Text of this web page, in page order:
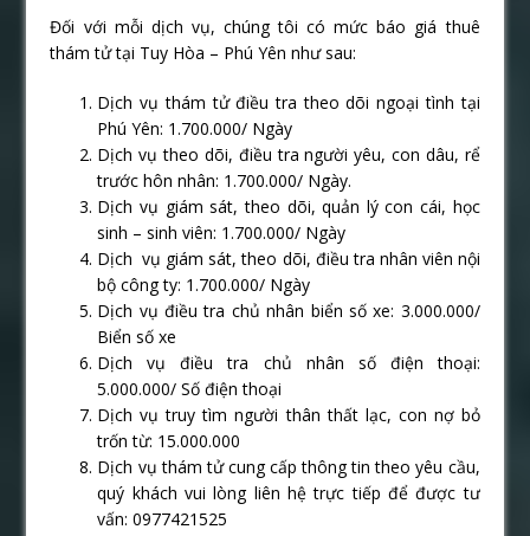
Đối với mỗi dịch vụ, chúng tôi có mức báo giá thuê
thám tử tại Tuy Hòa – Phú Yên như sau:
Dịch vụ thám tử điều tra theo dõi ngoại tình tại
Phú Yên: 1.700.000/ Ngày
Dịch vụ theo dõi, điều tra người yêu, con dâu, rể
trước hôn nhân: 1.700.000/ Ngày.
Dịch vụ giám sát, theo dõi, quản lý con cái, học
sinh – sinh viên: 1.700.000/ Ngày
Dịch vụ giám sát, theo dõi, điều tra nhân viên nội
bộ công ty: 1.700.000/ Ngày
Dịch vụ điều tra chủ nhân biển số xe: 3.000.000/
Biển số xe
Dịch vụ điều tra chủ nhân số điện thoại:
5.000.000/ Số điện thoại
Dịch vụ truy tìm người thân thất lạc, con nợ bỏ
trốn từ: 15.000.000
Dịch vụ thám tử cung cấp thông tin theo yêu cầu,
quý khách vui lòng liên hệ trực tiếp để được tư
vấn: 0977421525